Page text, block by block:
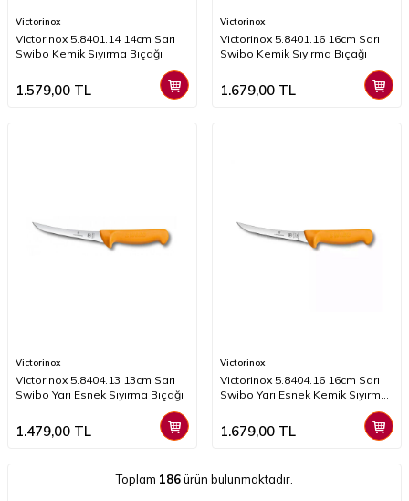
Victorinox
Victorinox 5.8401.14 14cm Sarı
Swibo Kemik Sıyırma Bıçağı
1.579,00 TL
Victorinox
Victorinox 5.8401.16 16cm Sarı
Swibo Kemik Sıyırma Bıçağı
1.679,00 TL
Victorinox
Victorinox 5.8404.13 13cm Sarı
Swibo Yarı Esnek Sıyırma Bıçağı
1.479,00 TL
Victorinox
Victorinox 5.8404.16 16cm Sarı
Swibo Yarı Esnek Kemik Sıyırma
1.679,00 TL
Toplam 186ürün bulunmaktadır.